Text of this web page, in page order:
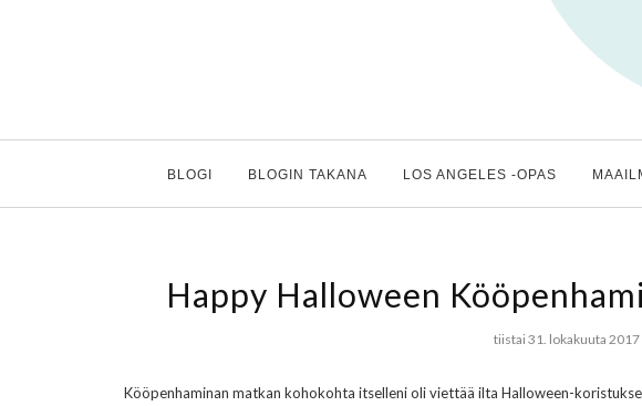
BLOGI BLOGIN TAKANA LOS ANGELES -OPAS
Happy Halloween
tiistai 31. lokakuuta 2017
Kööpenhaminan matkan kohokohta itselleni oli viettää ilta Halloween-